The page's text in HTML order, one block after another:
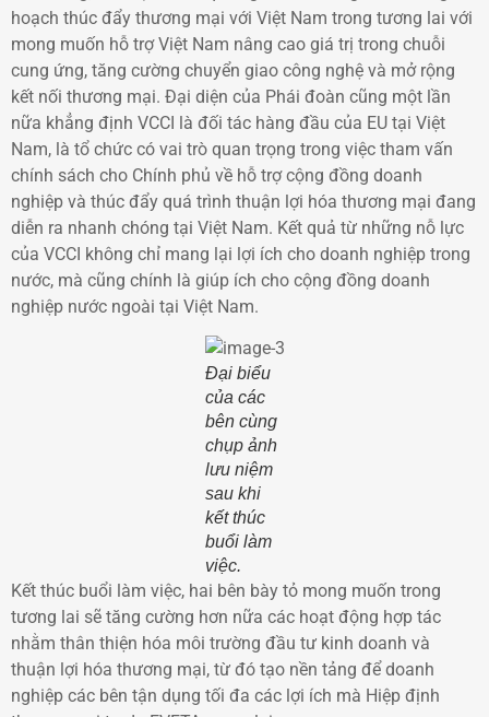
hoạch thúc đẩy thương mại với Việt Nam trong tương lai với
mong muốn hỗ trợ Việt Nam nâng cao giá trị trong chuỗi
cung ứng, tăng cường chuyển giao công nghệ và mở rộng
kết nối thương mại. Đại diện của Phái đoàn cũng một lần
nữa khẳng định VCCI là đối tác hàng đầu của EU tại Việt
Nam, là tổ chức có vai trò quan trọng trong việc tham vấn
chính sách cho Chính phủ về hỗ trợ cộng đồng doanh
nghiệp và thúc đẩy quá trình thuận lợi hóa thương mại đang
diễn ra nhanh chóng tại Việt Nam. Kết quả từ những nỗ lực
của VCCI không chỉ mang lại lợi ích cho doanh nghiệp trong
nước, mà cũng chính là giúp ích cho cộng đồng doanh
nghiệp nước ngoài tại Việt Nam.
Đại biểu
của các
bên cùng
chụp ảnh
lưu niệm
sau khi
kết thúc
buổi làm
việc.
Kết thúc buổi làm việc, hai bên bày tỏ mong muốn trong
tương lai sẽ tăng cường hơn nữa các hoạt động hợp tác
nhằm thân thiện hóa môi trường đầu tư kinh doanh và
thuận lợi hóa thương mại, từ đó tạo nền tảng để doanh
nghiệp các bên tận dụng tối đa các lợi ích mà Hiệp định